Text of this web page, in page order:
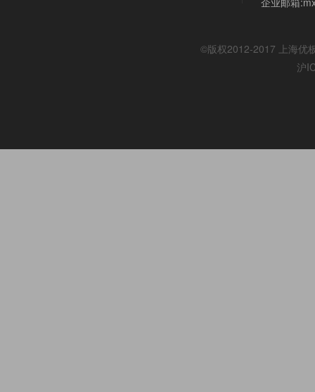
©版权2012-2017 上海优
沪